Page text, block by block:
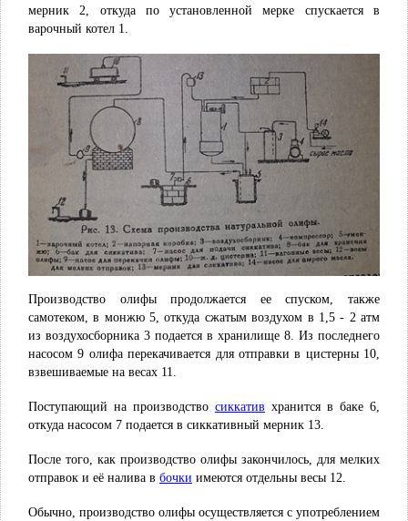
мерник 2, откуда по установленной мерке спускается в
варочный котел 1.
Производство олифы продолжается ее спуском, также
самотеком, в монжю 5, откуда сжатым воздухом в 1,5 - 2 атм
из воздухосборника 3 подается в хранилище 8. Из последнего
насосом 9 олифа перекачивается для отправки в цистерны 10,
взвешиваемые на весах 11.
Поступающий на производство сиккатив хранится в баке 6,
откуда насосом 7 подается в сиккативный мерник 13.
После того, как производство олифы закончилось, для мелких
отправок и её налива в бочки имеются отдельны весы 12.
Обычно, производство олифы осуществляется с употреблением